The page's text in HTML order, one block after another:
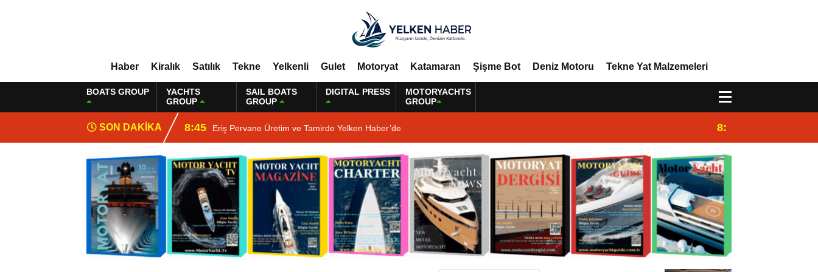
Haber Kiralık Satılık Tekne Yelkenli Gulet Motoryat Katamaran Şişme Bot Deniz Motoru Tekne Yat Malzemeleri
BOATS GROUP
YACHTS
GROUP
SAIL BOATS
GROUP
DIGITAL PRESS
MOTORYACHTS
GROUP
SON DAKİKA 8:45 Eriş Pervane Üretim ve Tamirde Yelken Haber’de 8:29